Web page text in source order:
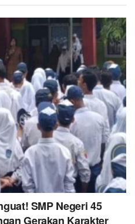
SMP Negeri 45
Gerakan Karakter